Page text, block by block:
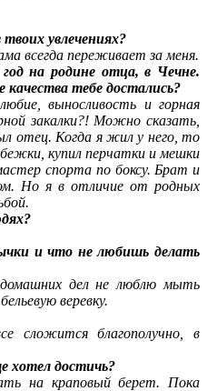
увлечениях?
всегда переживает за меня.
на родине отца, в Чечне.
тебе достались?
выносливость и горная
закалки?! Можно сказать,
отец. Когда я жил у него, то
купил перчатки и мешки
спорта по боксу. Брат и
Но я в отличие от родных
и что не любишь делать
дел не люблю мыть
веревку.
сложится благополучно, в
хотел достичь?
на краповый берет. Пока